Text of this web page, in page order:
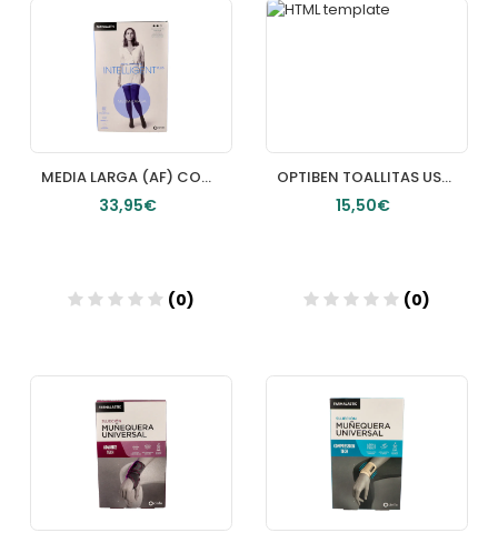
Añadir
MEDIA LARGA (AF) COMPRESION NORMAL FARMALASTIC NOVUM INTELLIGENT PLUS 2 UNIDADES TALLA 3 COLOR
33,95€
(0)
OPTIBEN TOALLITAS USO DUAL 28 TOALLITAS
15,50€
(0)